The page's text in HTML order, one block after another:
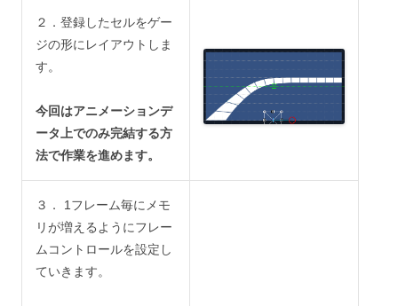
２．登録したセルをゲー
ジの形にレイアウトしま
す。
今回はアニメーションデ
ータ上でのみ完結する方
法で作業を進めます。
３． 1フレーム毎にメモ
リが増えるようにフレー
ムコントロールを設定し
ていきます。